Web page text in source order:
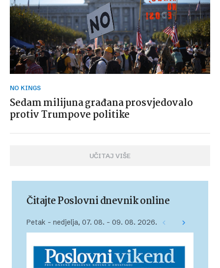
NO KINGS
Sedam milijuna građana prosvjedovalo
protiv Trumpove politike
UČITAJ VIŠE
Čitajte Poslovni dnevnik online
Petak – nedjelja, 07. 08. – 09. 08. 2026.